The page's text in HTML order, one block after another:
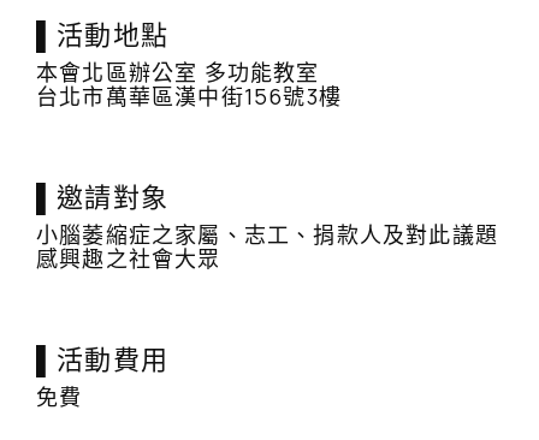
▌活動地點
本會北區辦公室 多功能教室
台北市萬華區漢中街156號3樓
▌邀請對象
小腦萎縮症之家屬、志工、捐款人及對此議題
感興趣之社會大眾
▌活動費用
免費